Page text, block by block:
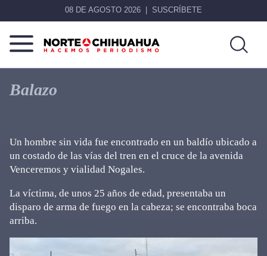
08 DE AGOSTO 2026 SUSCRÍBETE
Norte
Chihuahua
Más
que
noticias,
Balazo
Un hombre sin vida fue encontrado en un baldío ubicado a
un costado de las vías del tren en el cruce de la avenida
Venceremos y vialidad Nogales.
La víctima, de unos 25 años de edad, presentaba un
disparo de arma de fuego en la cabeza; se encontraba boca
arriba.